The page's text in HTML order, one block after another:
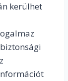
kerülhet